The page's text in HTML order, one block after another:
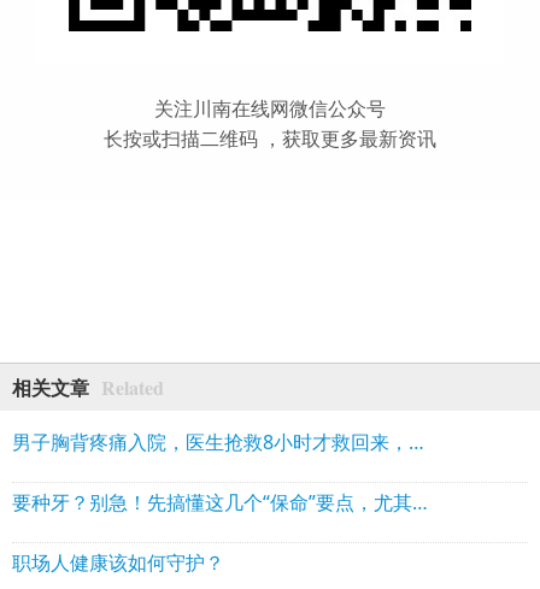
关注川南在线网微信公众号
长按或扫描二维码 ，获取更多最新资讯
相关文章 Related
男子胸背疼痛入院，医生抢救8小时才救回来，这些人一定要当心
要种牙？别急！先搞懂这几个“保命”要点，尤其老年人
职场人健康该如何守护？